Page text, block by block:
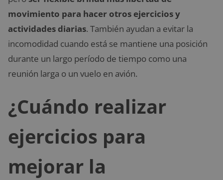
movimiento para hacer otros ejercicios y
actividades diarias. También ayudan a evitar la
incomodidad cuando está se mantiene una posición
durante un largo período de tiempo como una
reunión larga o un vuelo en avión.
¿Cuándo realizar
ejercicios para
mejorar la